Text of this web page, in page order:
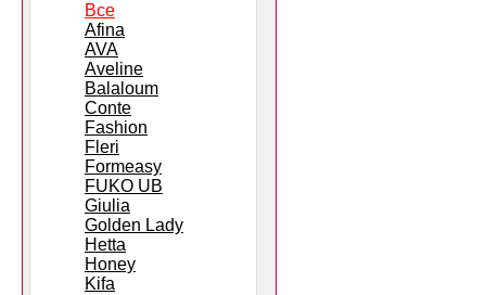
Все
Afina
AVA
Aveline
Balaloum
Conte
Fashion
Fleri
Formeasy
FUKO UB
Giulia
Golden Lady
Hetta
Honey
Kifa